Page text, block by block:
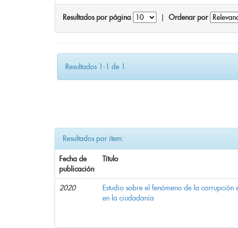
Resultados por página Ordenar por
Resultados 1-1 de 1.
Resultados por ítem:
Fecha de
publicación
Título
2020
Estudio sobre el fenómeno de la corrupción
en la ciudadanía